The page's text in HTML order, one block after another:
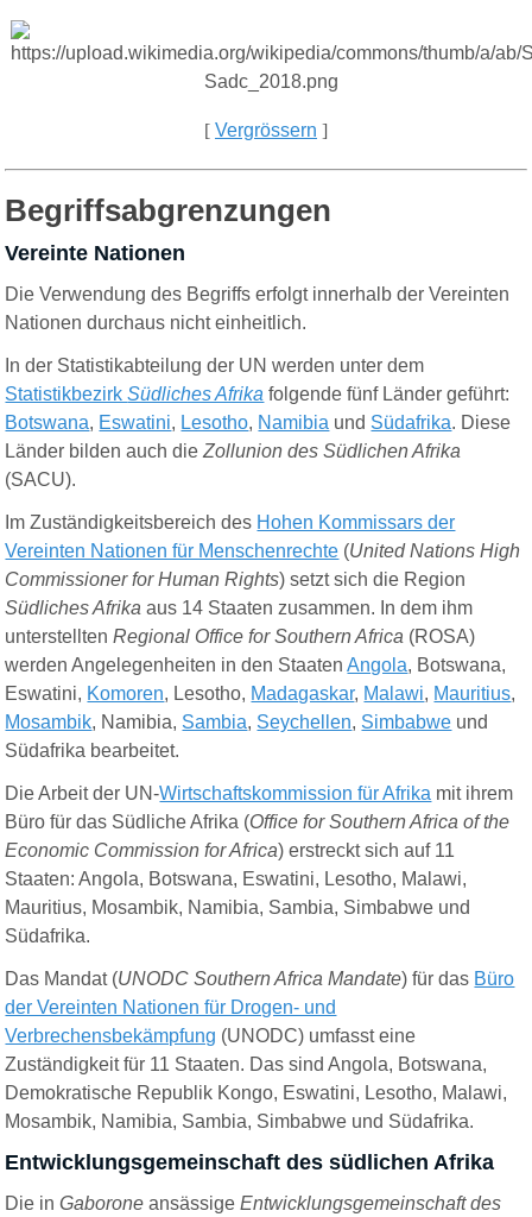
[ Vergrössern ]
Begriffsabgrenzungen
Vereinte Nationen
Die Verwendung des Begriffs erfolgt innerhalb der Vereinten
Nationen durchaus nicht einheitlich.
In der Statistikabteilung der UN werden unter dem
StatistikbezirkSüdliches Afrika folgende fünf Länder geführt:
Botswana, Eswatini, Lesotho, Namibia und Südafrika. Diese
Länder bilden auch dieZollunion des Südlichen Afrika
(SACU).
Im Zuständigkeitsbereich des Hohen Kommissars der
Vereinten Nationen für Menschenrechte (United Nations High
Commissioner for Human Rights) setzt sich die Region
Südliches Afrika aus 14 Staaten zusammen. In dem ihm
unterstelltenRegional Office for Southern Africa (ROSA)
werden Angelegenheiten in den StaatenAngola, Botswana,
Eswatini, Komoren, Lesotho, Madagaskar, Malawi, Mauritius,
Mosambik, Namibia, Sambia, Seychellen, Simbabwe und
Südafrika bearbeitet.
Die Arbeit der UN-Wirtschaftskommission für Afrika mit ihrem
Büro für das Südliche Afrika (Office for Southern Africa of the
Economic Commission for Africa) erstreckt sich auf 11
Staaten: Angola, Botswana, Eswatini, Lesotho, Malawi,
Mauritius, Mosambik, Namibia, Sambia, Simbabwe und
Südafrika.
Das Mandat (UNODC Southern Africa Mandate) für das Büro
der Vereinten Nationen für Drogen- und
Verbrechensbekämpfung (UNODC) umfasst eine
Zuständigkeit für 11 Staaten. Das sind Angola, Botswana,
Demokratische Republik Kongo, Eswatini, Lesotho, Malawi,
Mosambik, Namibia, Sambia, Simbabwe und Südafrika.
Entwicklungsgemeinschaft des südlichen Afrika
Die inGaborone ansässige Entwicklungsgemeinschaft des